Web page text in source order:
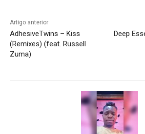
Artigo anterior
AdhesiveTwins – Kiss
(Remixes) (feat. Russell
Zuma)
Deep